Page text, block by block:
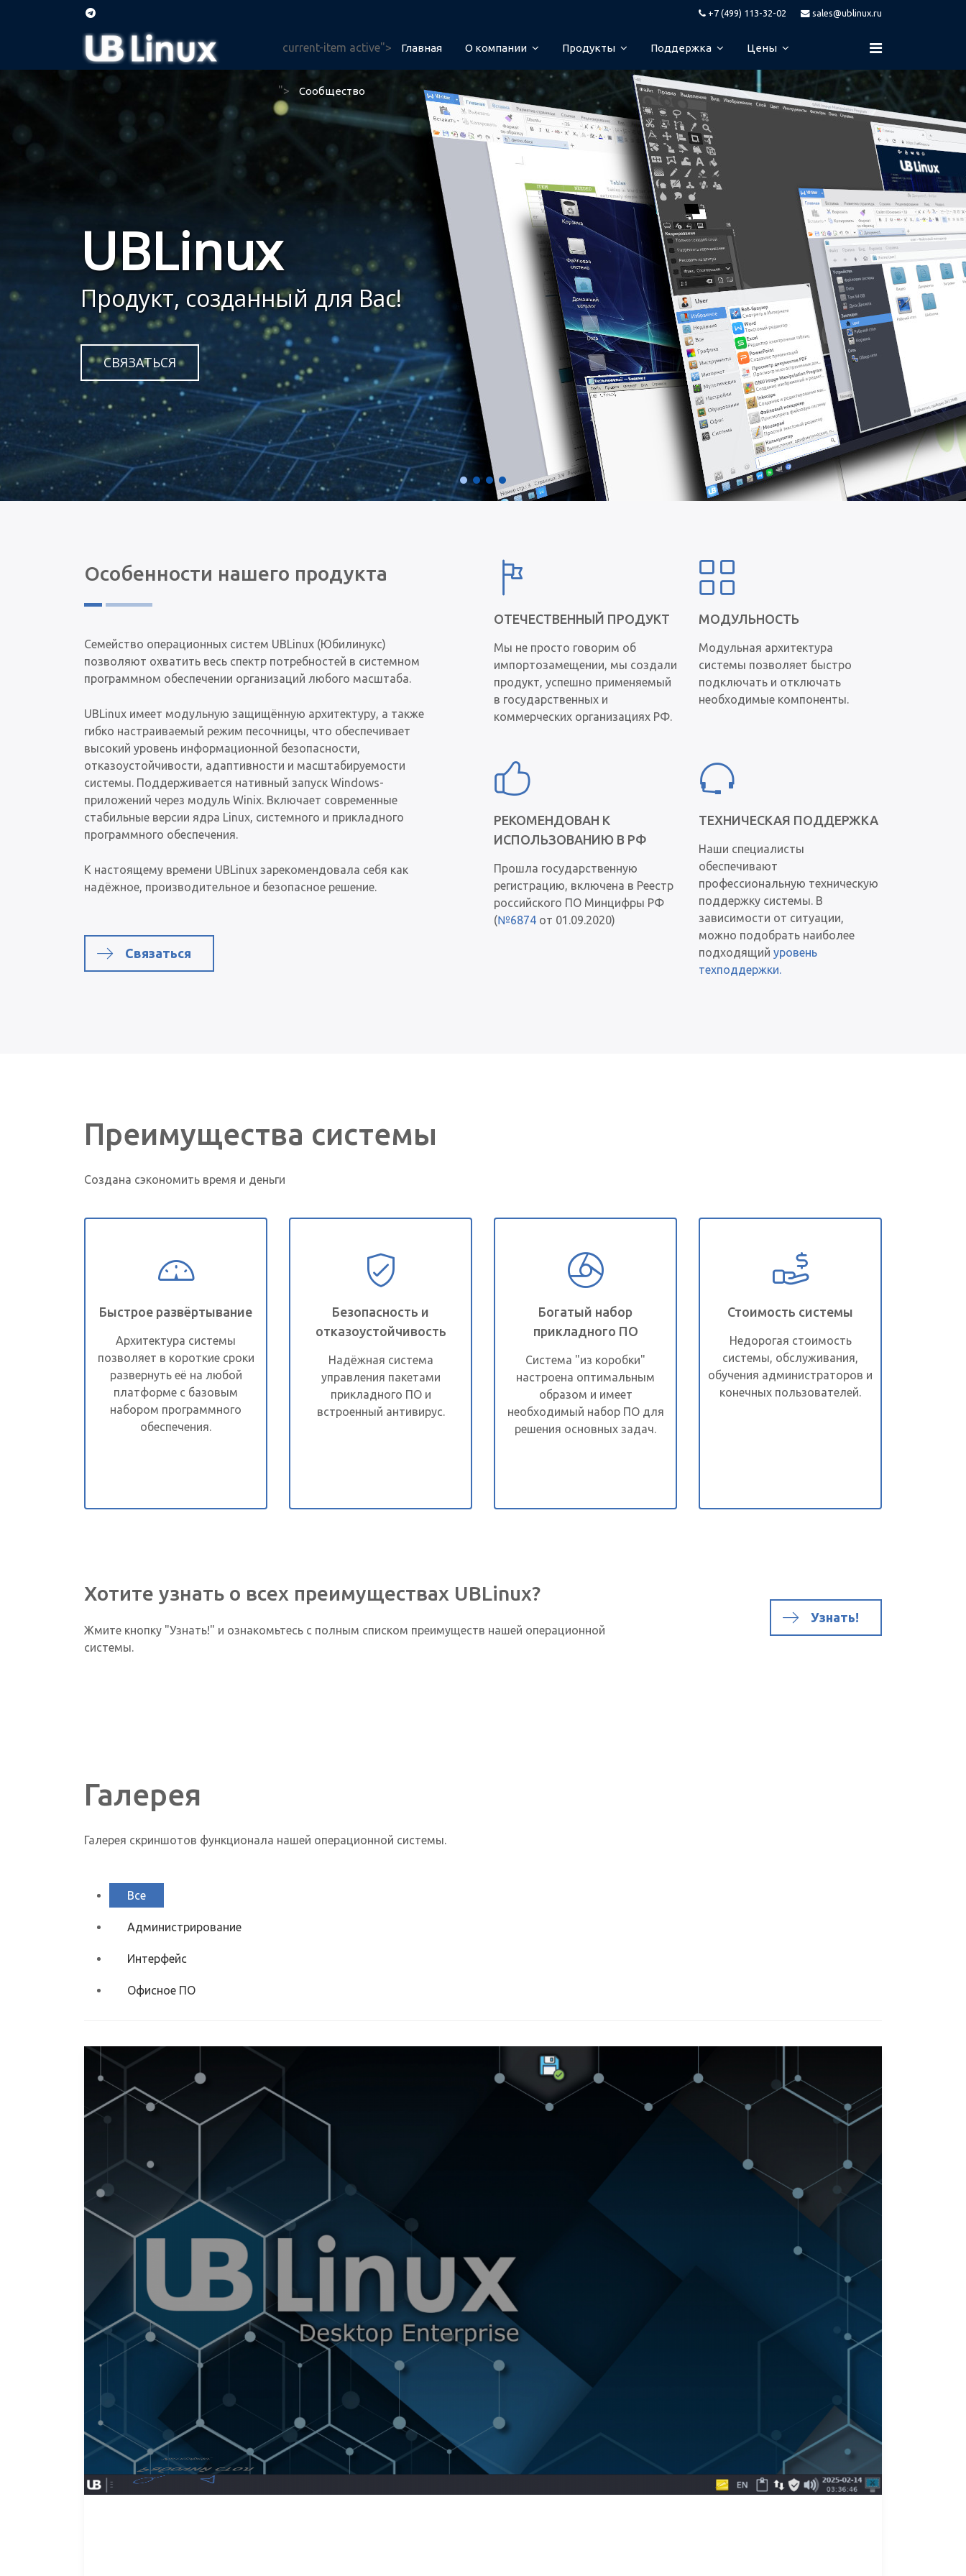
+7 (499) 113-32-02 sales@ublinux.ru
current-item active"> Главная O компании Продукты Поддержка Цены
"> Сообщество
UBLinux
Продукт, созданный для Вас!
СВЯЗАТЬСЯ
Особенности нашего продукта
Семейство операционных систем UBLinux (Юбилинукс)
позволяют охватить весь спектр потребностей в системном
программном обеспечении организаций любого масштаба.
UBLinux имеет модульную защищённую архитектуру, а также
гибко настраиваемый режим песочницы, что обеспечивает
высокий уровень информационной безопасности,
отказоустойчивости, адаптивности и масштабируемости
системы. Поддерживается нативный запуск Windows-
приложений через модуль Winix. Включает современные
стабильные версии ядра Linux, системного и прикладного
программного обеспечения.
К настоящему времени UBLinux зарекомендовала себя как
надёжное, производительное и безопасное решение.
Связаться
ОТЕЧЕСТВЕННЫЙ ПРОДУКТ
Мы не просто говорим об
импортозамещении, мы создали
продукт, успешно применяемый
в государственных и
коммерческих организациях РФ.
МОДУЛЬНОСТЬ
Модульная архитектура
системы позволяет быстро
подключать и отключать
необходимые компоненты.
РЕКОМЕНДОВАН К
ИСПОЛЬЗОВАНИЮ В РФ
Прошла государственную
регистрацию, включена в Реестр
российского ПО Минцифры РФ
(№6874 от 01.09.2020)
ТЕХНИЧЕСКАЯ ПОДДЕРЖКА
Наши специалисты
обеспечивают
профессиональную техническую
поддержку системы. В
зависимости от ситуации,
можно подобрать наиболее
подходящий уровень
техподдержки.
Преимущества системы
Создана сэкономить время и деньги
Быстрое развёртывание
Архитектура системы
позволяет в короткие сроки
развернуть её на любой
платформе с базовым
набором программного
обеспечения.
Безопасность и
отказоустойчивость
Надёжная система
управления пакетами
прикладного ПО и
встроенный антивирус.
Богатый набор
прикладного ПО
Система "из коробки"
настроена оптимальным
образом и имеет
необходимый набор ПО для
решения основных задач.
Стоимость системы
Недорогая стоимость
системы, обслуживания,
обучения администраторов и
конечных пользователей.
Хотите узнать о всех преимуществах UBLinux?
Жмите кнопку "Узнать!" и ознакомьтесь с полным списком преимуществ нашей операционной
системы.
Узнать!
Галерея
Галерея скриншотов функционала нашей операционной системы.
Все
Администрирование
Интерфейс
Офисное ПО
Рабочий стол
Интерфейс